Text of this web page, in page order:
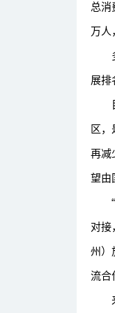
总消
万人
多
展排
目
区
再减
望由
“
对接
州）
流合
来